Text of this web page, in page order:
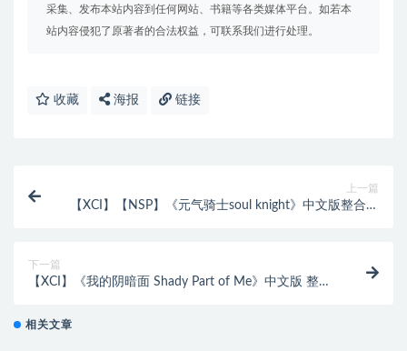
采集、发布本站内容到任何网站、书籍等各类媒体平台。如若本
站内容侵犯了原著者的合法权益，可联系我们进行处理。
收藏 海报 链接
上一篇
【XCI】【NSP】《元气骑士soul knight》中文版整合版
下一篇
【XCI】《我的阴暗面 Shady Part of Me》中文版 整合
相关文章